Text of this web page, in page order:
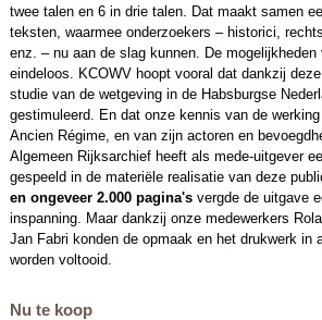
twee talen en 6 in drie talen. Dat maakt samen
teksten, waarmee onderzoekers – historici,
enz. – nu aan de slag kunnen. De
eindeloos. KCOWV hoopt vooral dat dankzij
studie van de wetgeving in de Habsburgse
gestimuleerd. En dat onze kennis van de
Ancien Régime, en van zijn actoren en
Algemeen Rijksarchief heeft als mede-uitgever
gespeeld in de materiële realisatie van deze
en ongeveer 2.000 pagina'svergde de uitgave
inspanning. Maar dankzij onze medewerkers
Jan Fabri konden de opmaak en het drukwerk in
worden voltooid.
Nu te koop